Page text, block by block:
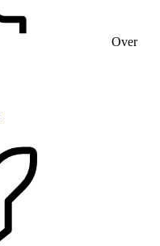
Over